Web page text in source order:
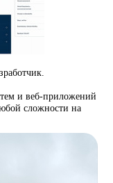
и веб-приложений
сложности на